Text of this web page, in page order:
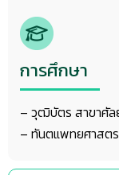
การศึกษา
– วุฒิบัตร สาขาศัล
– ทันตแพทยศาสต